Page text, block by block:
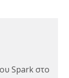
Spark στο